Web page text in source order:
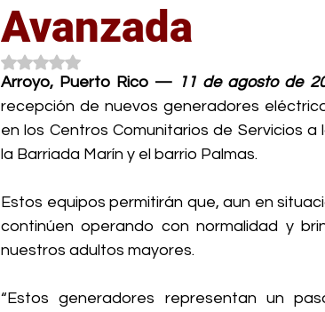
Avanzada
Obtuvo NaN de 5 estrellas.
Arroyo, Puerto Rico — 11 de agosto de
recepción de nuevos generadores
en los Centros Comunitarios de Servicios
la Barriada Marín y el barrio Palmas.
Estos equipos permitirán que, aun en
continúen operando con normalidad y
nuestros adultos mayores.
“Estos generadores representan un